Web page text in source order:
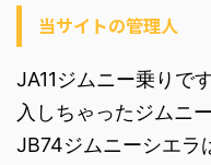
当サイトの管理人
JA11ジムニー乗りで
入しちゃったジムニ
JB74ジムニーシエラ